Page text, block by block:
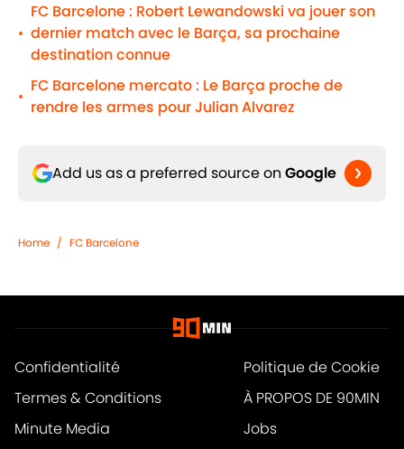
•
FC Barcelone : Robert Lewandowski va jouer son
dernier match avec le Barça, sa prochaine
destination connue
•
FC Barcelone mercato : Le Barça proche de
rendre les armes pour Julian Alvarez
Add us as a preferred source on Google
Home / FC Barcelone
Confidentialité
Politique de Cookie
Termes & Conditions
À PROPOS DE 90MIN
Minute Media
Jobs